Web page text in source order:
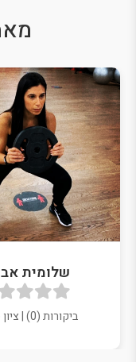
שלומית
ביקורות (0) | ציון (0.00)